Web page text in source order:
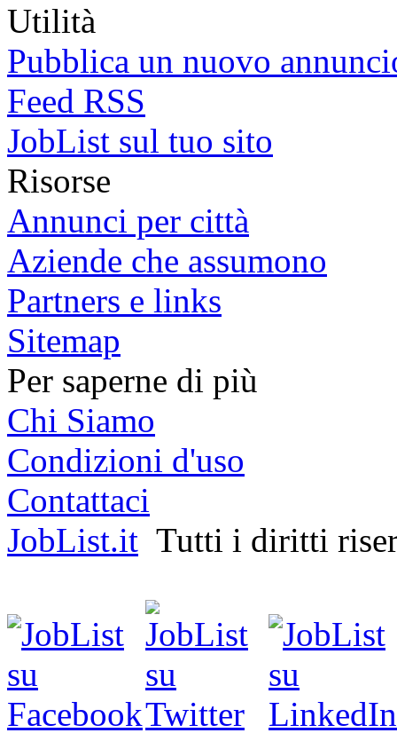
Utilità
Pubblica un nuovo
Feed RSS
JobList sul tuo sito
Risorse
Annunci per città
Aziende che assumono
Partners e links
Sitemap
Per saperne di più
Chi Siamo
Condizioni d'uso
Contattaci
JobList.it Tutti i diritti